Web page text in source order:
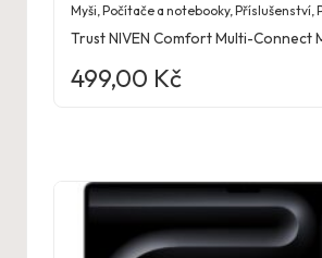
Myši ,Počítače a notebooky,Příslušenství ,
Trust NIVEN Comfort Multi-Connect
499,00 Kč